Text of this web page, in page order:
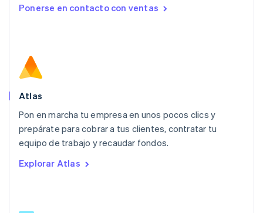
Ponerse en contacto con ventas
Atlas
Pon en marcha tu empresa en unos pocos clics y
prepárate para cobrar a tus clientes, contratar tu
equipo de trabajo y recaudar fondos.
Explorar Atlas
Luxemburgo
English
México
Español
English
Nueva Zelanda
English
NederlandsEnglish